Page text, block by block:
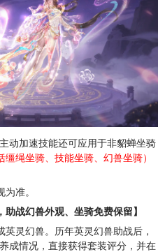
加速技能还可应用于非貂蝉坐骑
缰绳坐骑、技能坐骑、幻兽坐骑）
准。
助战幻兽外观、坐骑免费保留】
灵幻兽。历年英灵幻兽助战后，
成情况，直接获得套装评分，并在